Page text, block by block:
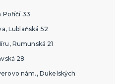
Poříčí 33
Lublaňská 52
Rumunská 21
28
nám., Dukelských